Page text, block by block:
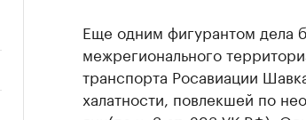
Еще одним фигурантом дела
межрегионального
транспорта Росавиации
халатности, повлекшей по